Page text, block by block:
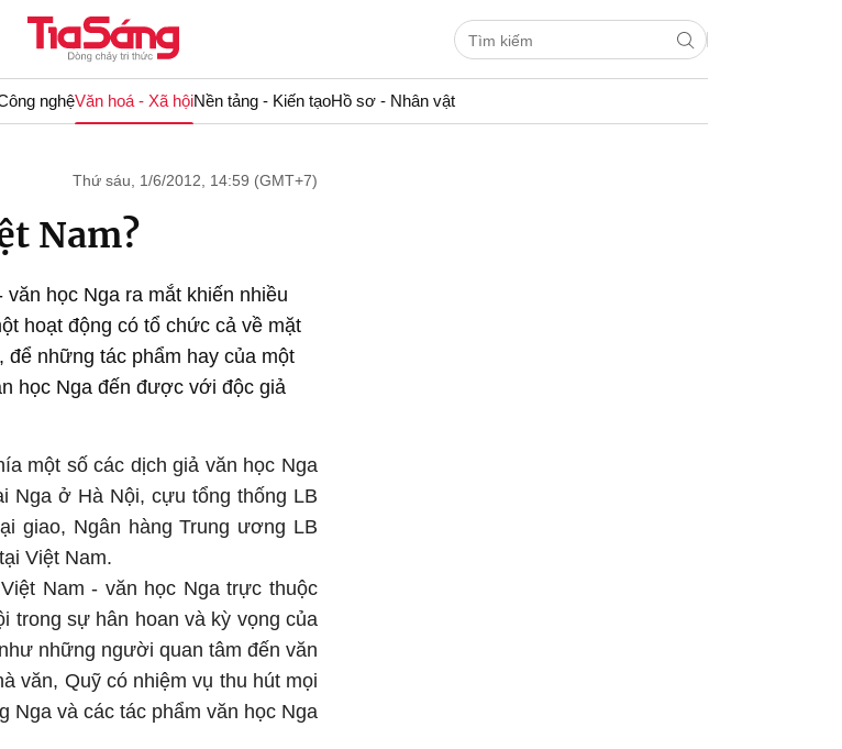
nghệVăn hoá - Xã hộiNền tảng - Kiến tạoHồ sơ - Nhân vật
Thứ sáu, 1/6/2012, 14:59 (GMT+7)
Nam?
học Nga ra mắt khiến nhiều
hoạt động có tổ chức cả về mặt
để những tác phẩm hay của một
học Nga đến được với độc giả
một số các dịch giả văn học Nga
Nga ở Hà Nội, cựu tổng thống LB
giao, Ngân hàng Trung ương LB
Việt Nam.
Nam - văn học Nga trực thuộc
trong sự hân hoan và kỳ vọng của
những người quan tâm đến văn
văn, Quỹ có nhiệm vụ thu hút mọi
Nga và các tác phẩm văn học Nga